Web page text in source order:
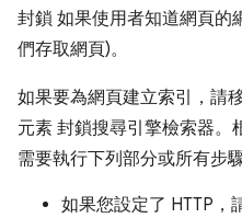
封鎖 如果使用者知道網頁的
們存取網頁)。
如果要為網頁建立索引，請
元素 封鎖搜尋引擎檢索器。
需要執行下列部分或所有步驟
如果您設定了 HTTP，